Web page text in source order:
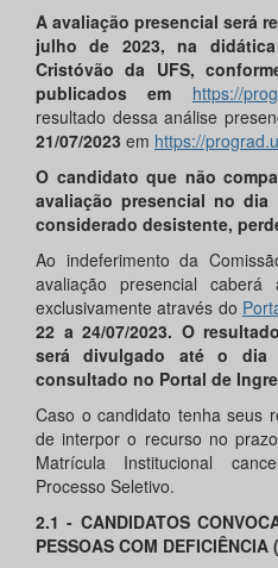
A avaliação presencial será
julho de 2023, na
Cristóvão da UFS,
publicados em https://
resultado dessa análise
21/07/2023 em https://
O candidato que não
avaliação presencial no
considerado desistente,
Ao indeferimento da
avaliação presencial
exclusivamente através do
22 a 24/07/2023. O
será divulgado até o
consultado no Portal de
Caso o candidato tenha seus
de interpor o recurso no
Matrícula Institucional
Processo Seletivo.
2.1 - CANDIDATOS
PESSOAS COM DEFICIÊNCIA